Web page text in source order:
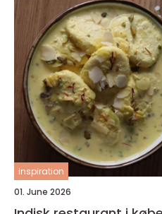
inspiration
01. June 2026